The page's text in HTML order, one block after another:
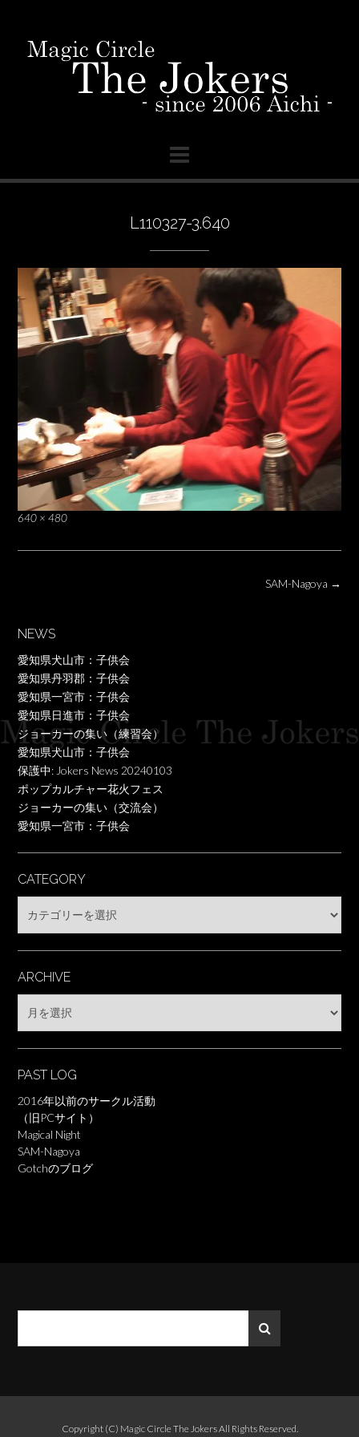
content
L110327-3.640
Full
640 × 480
SAM-Nagoya →
NEWS
愛知県犬山市：子供会
愛知県丹羽郡：子供会
愛知県一宮市：子供会
愛知県日進市：子供会
ジョーカーの集い（練習会）
愛知県犬山市：子供会
保護中: Jokers News 20240103
ポップカルチャー花火フェス
ジョーカーの集い（交流会）
愛知県一宮市：子供会
CATEGORY
ARCHIVE
PAST LOG
2016年以前のサークル活動
（旧PCサイト）
Magical Night
SAM-Nagoya
Gotchのブログ
Copyright (C) Magic Circle The JokersAll Rights Reserved.